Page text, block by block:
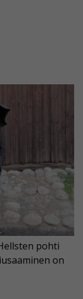
pohti
on